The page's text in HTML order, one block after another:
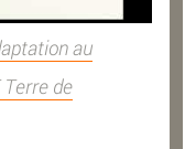
au
de